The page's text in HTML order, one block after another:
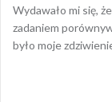
Wydawało mi się,
zadaniem
było moje